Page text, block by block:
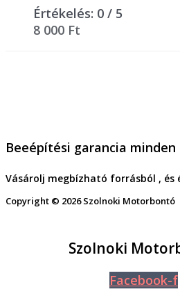
Értékelés: 0 / 5
8 000 Ft
Beeépítési garancia
Vásárolj megbízható forrásból , és
Copyright © 2026 Szolnoki Motorbontó
Szolnoki
Facebook-f